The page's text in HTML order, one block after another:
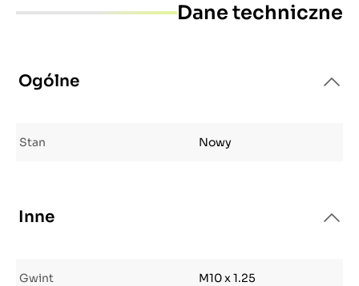
Dane techniczne
Ogólne
Stan Nowy
Inne
Gwint M10 x 1.25